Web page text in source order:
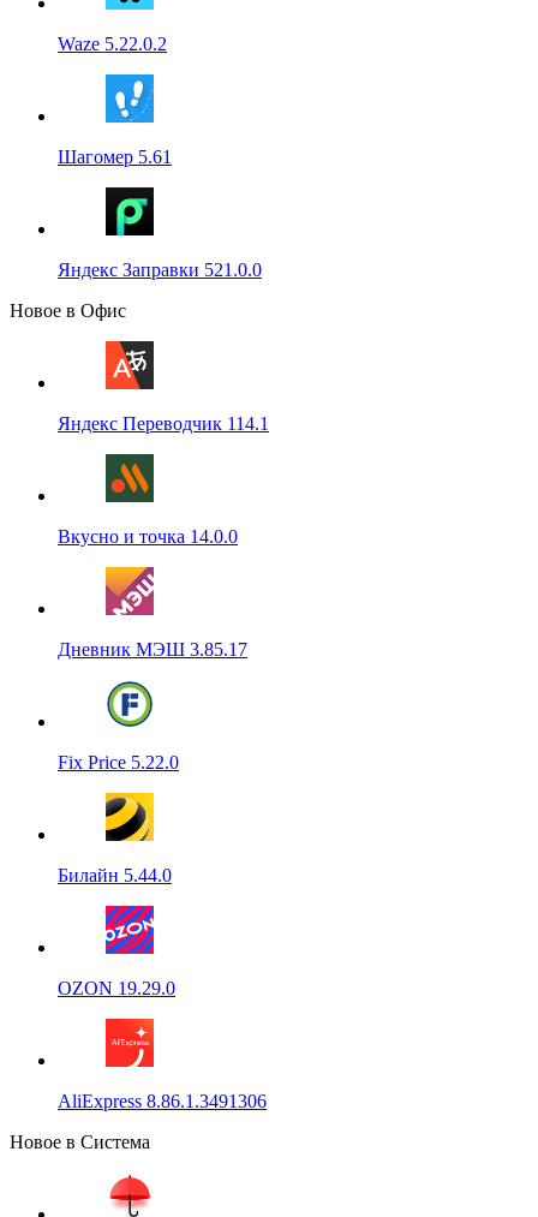
Waze 5.22.0.2
Шагомер 5.61
Яндекс Заправки 521.0.0
Новое в Офис
Яндекс Переводчик 114.1
Вкусно и точка 14.0.0
Дневник МЭШ 3.85.17
Fix Price 5.22.0
Билайн 5.44.0
OZON 19.29.0
AliExpress 8.86.1.3491306
Новое в Система